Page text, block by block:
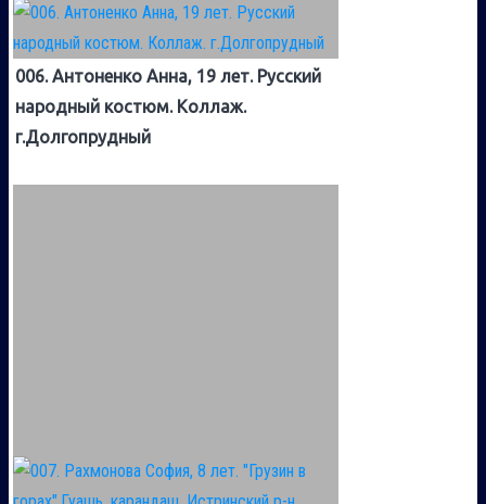
006. Антоненко Анна, 19 лет. Русский
народный костюм. Коллаж.
г.Долгопрудный